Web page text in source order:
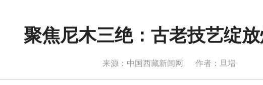
聚焦尼木三绝：古老技艺绽
来源：中国西藏新闻网 作者：旦增